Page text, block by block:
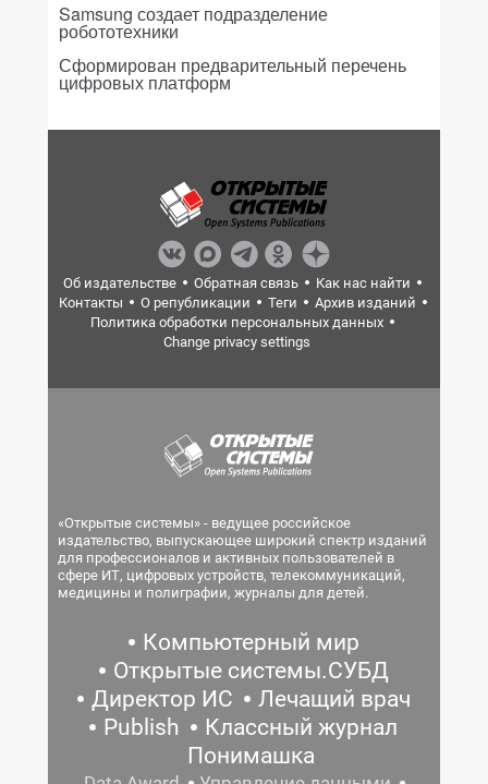
Samsung создает подразделение
робототехники
Сформирован предварительный перечень
цифровых платформ
Об издательстве Обратная связь
Как нас найти
Контакты
О републикации Теги
Архив изданий
Политика обработки персональных данных
Change privacy settings
«Открытые системы» - ведущее российское
издательство, выпускающее широкий спектр изданий
для профессионалов и активных пользователей в
сфере ИТ, цифровых устройств, телекоммуникаций,
медицины и полиграфии, журналы для детей.
Компьютерный мир
Открытые системы.СУБД
Директор ИС
Лечащий врач
Publish
Классный журнал
Понимашка